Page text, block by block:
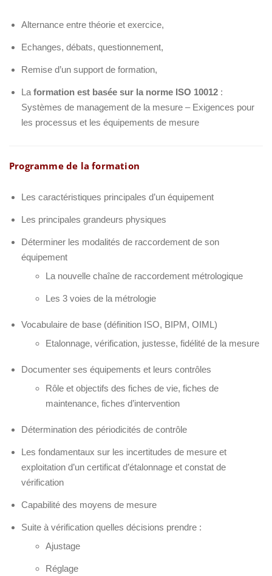
Alternance entre théorie et exercice,
Echanges, débats, questionnement,
Remise d’un support de formation,
La formation est basée sur la norme ISO 10012 :
Systèmes de management de la mesure – Exigences pour
les processus et les équipements de mesure
Programme de la formation
Les caractéristiques principales d’un équipement
Les principales grandeurs physiques
Déterminer les modalités de raccordement de son
équipement
La nouvelle chaîne de raccordement métrologique
Les 3 voies de la métrologie
Vocabulaire de base (définition ISO, BIPM, OIML)
Etalonnage, vérification, justesse, fidélité de la mesure
Documenter ses équipements et leurs contrôles
Rôle et objectifs des fiches de vie, fiches de
maintenance, fiches d’intervention
Détermination des périodicités de contrôle
Les fondamentaux sur les incertitudes de mesure et
exploitation d’un certificat d’étalonnage et constat de
vérification
Capabilité des moyens de mesure
Suite à vérification quelles décisions prendre :
Ajustage
Réglage